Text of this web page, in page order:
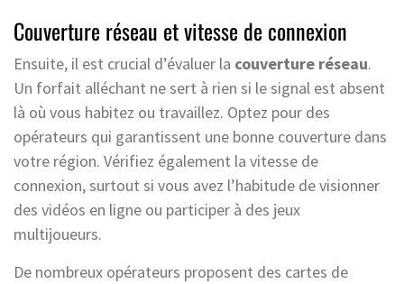
Couverture réseau et vitesse de connexion
Ensuite, il est crucial d’évaluer la couverture réseau.
Un forfait alléchant ne sert à rien si le signal est absent
là où vous habitez ou travaillez. Optez pour des
opérateurs qui garantissent une bonne couverture dans
votre région. Vérifiez également la vitesse de
connexion, surtout si vous avez l’habitude de visionner
des vidéos en ligne ou participer à des jeux
multijoueurs.
De nombreux opérateurs proposent des cartes de